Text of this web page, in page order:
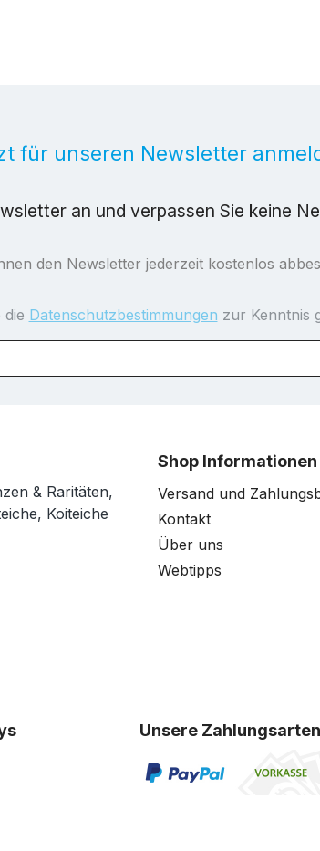
für unseren Newsletter
an und verpassen Sie keine
den Newsletter jederzeit kostenlos
die Datenschutzbestimmungen zur Kenntnis
& Raritäten,
Koiteiche
Shop Informationen
Versand und
Kontakt
Über uns
Webtipps
Unsere Zahlungsarten